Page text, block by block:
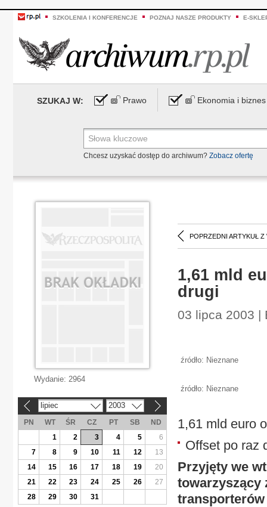
SZKOLENIA I KONFERENCJE POZNAJ NASZE PRODUKTY E-
SZUKAJ W: Prawo Ekonomia i biznes
Chcesz uzyskać dostęp do archiwum? Zobacz ofertę
POPRZEDNI ARTYKUŁ Z
1,61 mld
drugi
03 lipca 2003 |
źródło: Nieznane
źródło: Nieznane
1,61 mld euro
Offset po raz
Przyjęty we
towarzyszący
Wydanie: 2964
lipiec 2003
PN WT ŚR CZ PT SB
ND
1
2 3 4 5
6
7
8 9 10 11 12
13
14
15 16 17 18 19
20
21
22 23 24 25 26
27
28
29 30 31